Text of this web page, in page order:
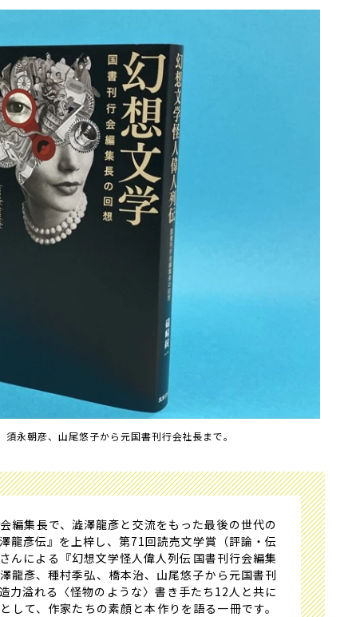
永朝彦、山尾悠子から元国書刊行会社長まで。
編集長で、澁澤龍彥と交流をもった最後の世代の
龍彥伝』を上梓し、第71回読売文学賞（評論・伝
による『幻想文学怪人偉人列伝――国書刊行会編集
龍彥、種村季弘、橋本治、山尾悠子から元国書刊
力溢れる〈怪物のような〉書き手たち12人と共に
して、作家たちの素顔と本作りを語る一冊です。